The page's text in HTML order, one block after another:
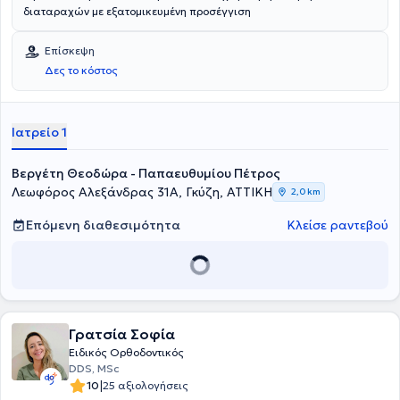
διαταραχών με εξατομικευμένη προσέγγιση
Επίσκεψη
Δες το κόστος
Ιατρείο 1
Βεργέτη Θεοδώρα - Παπαευθυμίου Πέτρος
Λεωφόρος Αλεξάνδρας 31Α, Γκύζη, ΑΤΤΙΚΗ
2,0 km
Επόμενη διαθεσιμότητα Κλείσε ραντεβού
Γρατσία Σοφία
Ειδικός Ορθοδοντικός
DDS, MSc
10|25 αξιολογήσεις